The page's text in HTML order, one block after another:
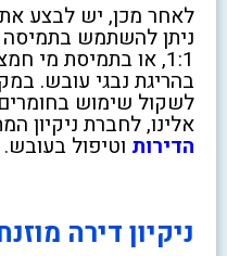
לאחר מכן, יש לבצע את
ניתן להשתמש
בהריגת נבגי עובש.
לשקול שימוש
אלינו, לחברת ניקיון
הדירות וטיפול בעובש.
ניקיון דירה